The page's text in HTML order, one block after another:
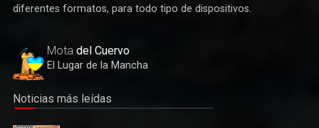
Deportes
diferentes formatos, para todo tipo de dispositivos.
Mota del Cuervo
El Lugar de la Mancha
Noticias más leídas